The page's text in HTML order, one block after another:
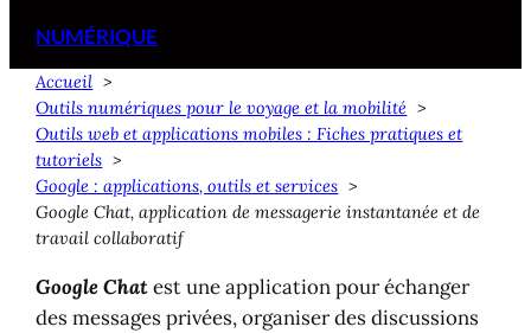
NUMÉRIQUE
Accueil
Outils numériques pour le voyage et la mobilité
Outils web et applications mobiles : Fiches pratiques et
tutoriels
Google : applications, outils et services
Google Chat, application de messagerie instantanée et de
travail collaboratif
Google Chatest une application pour échanger
des messages privées, organiser des discussions